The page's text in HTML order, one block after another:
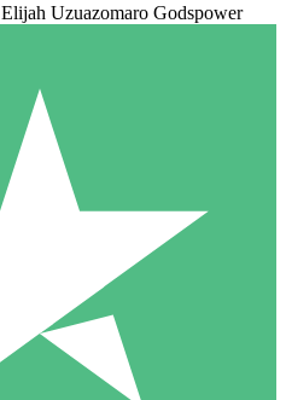
Elijah Uzuazomaro Godspower